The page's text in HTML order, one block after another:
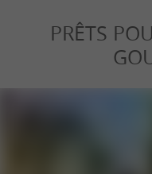
PRÊTS